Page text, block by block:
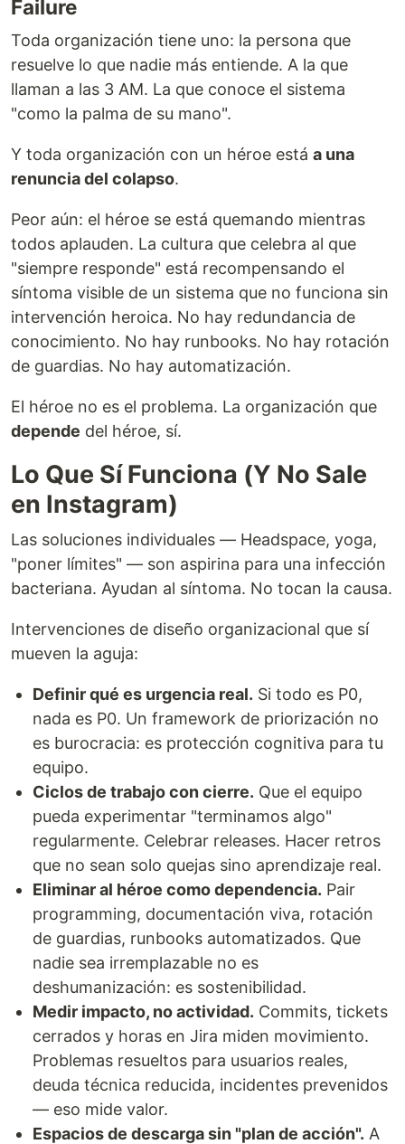
Failure
Toda organización tiene uno: la persona que
resuelve lo que nadie más entiende. A la que
llaman a las 3 AM. La que conoce el sistema
"como la palma de su mano".
Y toda organización con un héroe está a una
renuncia del colapso.
Peor aún: el héroe se está quemando mientras
todos aplauden. La cultura que celebra al que
"siempre responde" está recompensando el
síntoma visible de un sistema que no funciona sin
intervención heroica. No hay redundancia de
conocimiento. No hay runbooks. No hay rotación
de guardias. No hay automatización.
El héroe no es el problema. La organización que
depende del héroe, sí.
Lo Que Sí Funciona (Y No Sale
en Instagram)
Las soluciones individuales — Headspace, yoga,
"poner límites" — son aspirina para una infección
bacteriana. Ayudan al síntoma. No tocan la causa.
Intervenciones de diseño organizacional que sí
mueven la aguja:
Definir qué es urgencia real. Si todo es P0,
nada es P0. Un framework de priorización no
es burocracia: es protección cognitiva para tu
equipo.
Ciclos de trabajo con cierre. Que el equipo
pueda experimentar "terminamos algo"
regularmente. Celebrar releases. Hacer retros
que no sean solo quejas sino aprendizaje real.
Eliminar al héroe como dependencia. Pair
programming, documentación viva, rotación
de guardias, runbooks automatizados. Que
nadie sea irremplazable no es
deshumanización: es sostenibilidad.
Medir impacto, no actividad. Commits, tickets
cerrados y horas en Jira miden movimiento.
Problemas resueltos para usuarios reales,
deuda técnica reducida, incidentes prevenidos
— eso mide valor.
Espacios de descarga sin "plan de acción". A